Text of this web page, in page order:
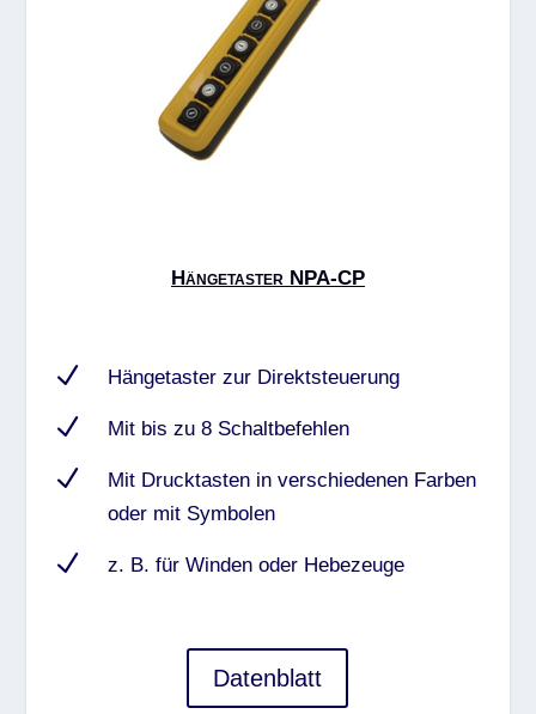
Hängetaster NPA-CP
N Hängetaster zur Direktsteuerung
N Mit bis zu 8 Schaltbefehlen
N
Mit Drucktasten in verschiedenen Farben
oder mit Symbolen
N z. B. für Winden oder Hebezeuge
Datenblatt